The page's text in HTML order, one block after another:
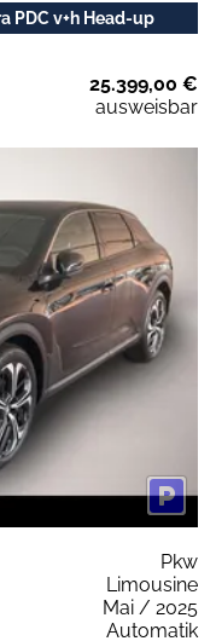
PDC v+h Head-up
25.399,00 €
ausweisbar
Pkw
Limousine
Mai / 2025
Automatik